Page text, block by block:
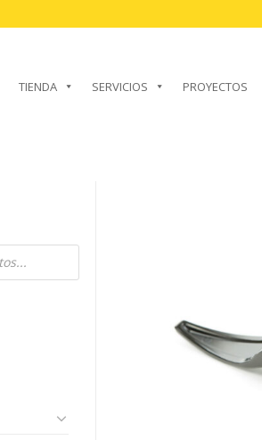
TIENDA SERVICIOS PROYECTOS